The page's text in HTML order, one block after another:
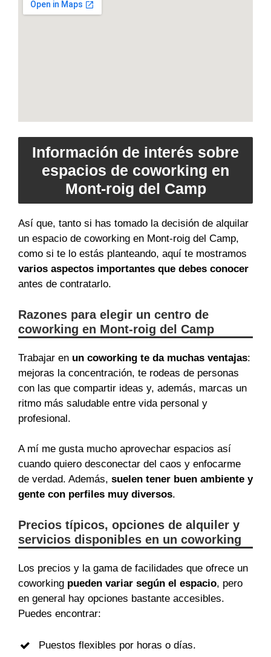
Información de interés sobre
espacios de coworking en
Mont-roig del Camp
Así que, tanto si has tomado la decisión de alquilar
un espacio de coworking en Mont-roig del Camp,
como si te lo estás planteando, aquí te mostramos
varios aspectos importantes que debes conocer
antes de contratarlo.
Razones para elegir un centro de
coworking en Mont-roig del Camp
Trabajar en un coworking te da muchas ventajas:
mejoras la concentración, te rodeas de personas
con las que compartir ideas y, además, marcas un
ritmo más saludable entre vida personal y
profesional.
A mí me gusta mucho aprovechar espacios así
cuando quiero desconectar del caos y enfocarme
de verdad. Además, suelen tener buen ambiente y
gente con perfiles muy diversos.
Precios típicos, opciones de alquiler y
servicios disponibles en un coworking
Los precios y la gama de facilidades que ofrece un
coworking pueden variar según el espacio, pero
en general hay opciones bastante accesibles.
Puedes encontrar:
Puestos flexibles por horas o días.